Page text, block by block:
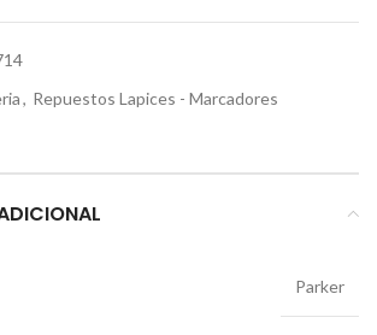
, Repuestos Lapices - Marcadores
Parker